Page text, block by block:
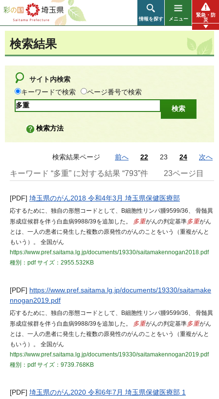
彩の国 埼玉県
情報を探す メニュー
緊急・防
災
検索結果
サイト内検索
キーワードで検索
ページ番号で検索
検索方法
検索結果ページ 前へ 22 23 24 次へ
キーワード “多重” に対する結果 “793”件 23ページ目
[PDF] 埼玉県のがん2018 令和4年3月 埼玉県保健医療部
応するために、独自の形態コードとして、B細胞性リンパ腫9599/36、 骨髄異
形成症候群を伴う白血病9988/39を追加した。
多重がんの判定基準多重がん
とは、一人の患者に発生した複数の原発性のがんのことをいう（重複がんと
もいう）。 全国がん
https://www.pref.saitama.lg.jp/documents/19330/saitamakennogan2018.pdf
種別：pdfサイズ：2955.532KB
[PDF] https://www.pref.saitama.lg.jp/documents/19330/saitamake
nnogan2019.pdf
応するために、独自の形態コードとして、B細胞性リンパ腫9599/36、 骨髄異
形成症候群を伴う白血病9988/39を追加した。
多重がんの判定基準多重がん
とは、一人の患者に発生した複数の原発性のがんのことをいう（重複がんと
もいう）。 全国がん
https://www.pref.saitama.lg.jp/documents/19330/saitamakennogan2019.pdf
種別：pdfサイズ：9739.768KB
[PDF] 埼玉県のがん2020 令和6年7月 埼玉県保健医療部 1